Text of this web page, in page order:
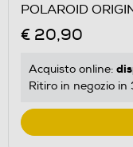
POLAROID
€ 20,90
Acquisto online:
Ritiro in negozio